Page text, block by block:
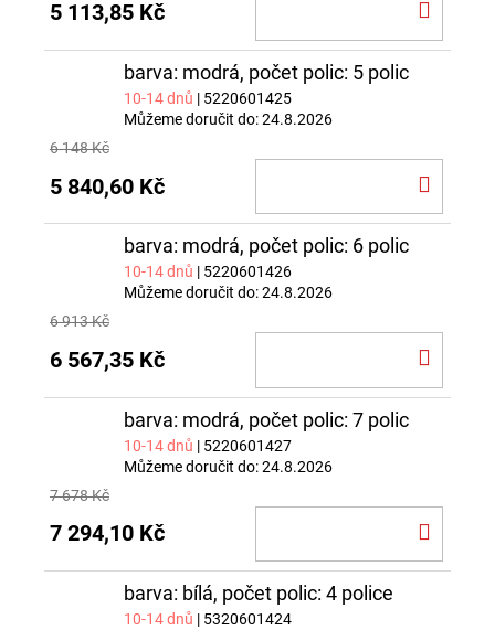
5 113,85 Kč
barva: modrá, počet polic: 5 polic
10-14 dnů | 5220601425
Můžeme doručit do:24.8.2026
6 148 Kč
5 840,60 Kč
barva: modrá, počet polic: 6 polic
10-14 dnů | 5220601426
Můžeme doručit do:24.8.2026
6 913 Kč
6 567,35 Kč
barva: modrá, počet polic: 7 polic
10-14 dnů | 5220601427
Můžeme doručit do:24.8.2026
7 678 Kč
7 294,10 Kč
barva: bílá, počet polic: 4 police
10-14 dnů | 5320601424